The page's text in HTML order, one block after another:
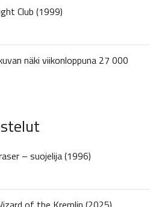
Club (1999)
näki viikonloppuna 27 000
– suojelija (1996)